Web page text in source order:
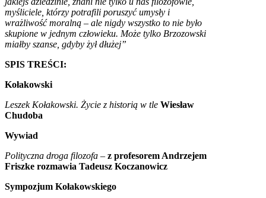
myśliciele, którzy potrafili poruszyć umysły i
wrażliwość moralną – ale nigdy wszystko to nie było
skupione w jednym człowieku. Może tylko Brzozowski
miałby szanse, gdyby żył dłużej”
SPIS TREŚCI:
Kołakowski
Leszek Kołakowski. Życie z historią w tle Wiesław
Chudoba
Wywiad
Polityczna droga filozofa – z profesorem Andrzejem
Friszke rozmawia Tadeusz Koczanowicz
Sympozjum Kołakowskiego